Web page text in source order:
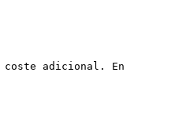
coste adicional. En